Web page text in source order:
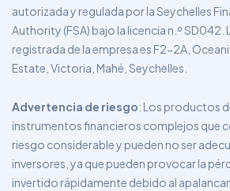
autorizada y regulada por la Seychelles
Authority (FSA) bajo la licencia n.º SD042.
registrada de la empresa es F2-2A,
Estate, Victoria, Mahé, Seychelles.
Advertencia de riesgo: Los productos
instrumentos financieros complejos que
riesgo considerable y pueden no ser
inversores, ya que pueden provocar la
invertido rápidamente debido al